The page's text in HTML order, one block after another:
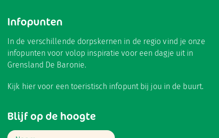
Infopunten
In de verschillende dorpskernen in de regio vind je onze
infopunten voor volop inspiratie voor een dagje uit in
Grensland De Baronie.
Kijk hiervoor een toeristisch infopunt bij jou in de buurt.
Blijf op de hoogte